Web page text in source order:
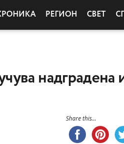
РЕГИОН СВЕТ
Share this...